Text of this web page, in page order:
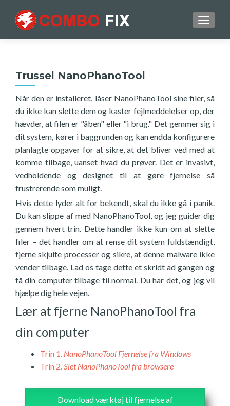
Trussel NanoPhanoTool
Når den er installeret, låser NanoPhanoTool sine filer, så
du ikke kan slette dem og kaster fejlmeddelelser op, der
hævder, at filen er "åben" eller "i brug." Det gemmer sig i
dit system, kører i baggrunden og kan endda konfigurere
planlagte opgaver for at sikre, at det bliver ved med at
komme tilbage, uanset hvad du prøver. Det er invasivt,
vedholdende og designet til at gøre fjernelse så
frustrerende som muligt.
Hvis dette lyder alt for bekendt, skal du ikke gå i panik.
Du kan slippe af med NanoPhanoTool, og jeg guider dig
gennem hvert trin. Dette handler ikke kun om at slette
filer – det handler om at rense dit system fuldstændigt,
fjerne skjulte processer og sikre, at denne malware ikke
vender tilbage. Lad os tage dette et skridt ad gangen og
få din computer tilbage til normal. Du har det, og jeg vil
hjælpe dig hele vejen.
Lær at fjerne NanoPhanoTool fra
din computer
Trin 1. NanoPhanoTool Fjernelse fra Windows
Trin 2.Slet NanoPhanoTool fra browsere
Download værktøj til fjernelse af